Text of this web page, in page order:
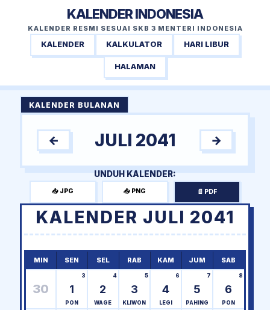
KALENDER INDONESIA
KALENDER RESMI SESUAI SKB 3 MENTERI INDONESIA
KALENDER KALKULATOR HARI LIBUR
HALAMAN
KALENDER BULANAN
← JULI 2041 →
UNDUH KALENDER:
📥 JPG 📥 PNG 📄 PDF
KALENDER JULI 2041
MIN SEN SEL RAB KAM JUM SAB
30 1
3
PON
2
4
WAGE
3
5
KLIWON
4
6
LEGI
5
7
PAHING
6
8
PON